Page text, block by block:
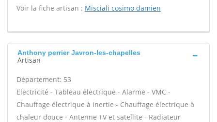
Voir la fiche artisan : Misciali cosimo damien
Anthony perrier Javron-les-chapelles
Artisan
Département: 53
Electricité - Tableau électrique - Alarme - VMC -
Chauffage électrique à inertie - Chauffage électrique à
chaleur douce - Antenne TV et satellite - Radiateur